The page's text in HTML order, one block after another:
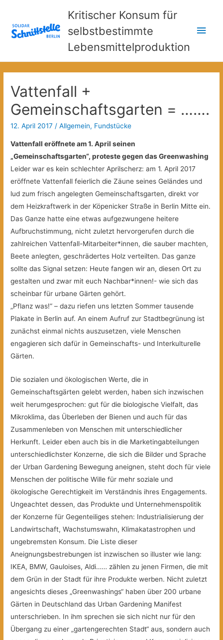
Kritischer Konsum für
selbstbestimmte
Lebensmittelproduktion
Vattenfall +
Gemeinschaftsgarten = …….
12. April 2017 /Allgemein, Fundstücke
Vattenfall eröffnete am 1. April seinen
„Gemeinschaftsgarten“, proteste gegen das Greenwashing
Leider war es kein schlechter Aprilscherz: am 1. April 2017
eröffnete Vattenfall feierlich die Zäune seines Geländes und
lud zum frisch angelegten Gemeinschaftsgarten, direkt vor
dem Heizkraftwerk in der Köpenicker Straße in Berlin Mitte ein.
Das Ganze hatte eine etwas aufgezwungene heitere
Aufbruchstimmung, nicht zuletzt hervorgerufen durch die
zahlreichen Vattenfall-Mitarbeiter*innen, die sauber machten,
Beete anlegten, geschrädertes Holz verteilten. Das ganze
sollte das Signal setzen: Heute fangen wir an, diesen Ort zu
gestalten und zwar mit euch Nachbar*innen!- wie sich das
scheinbar für urbane Gärten gehört.
„Pflanz was!“ – dazu riefen uns letzten Sommer tausende
Plakate in Berlin auf. An einem Aufruf zur Stadtbegrünung ist
zunächst einmal nichts auszusetzen, viele Menschen
engagieren sich dafür in Gemeinschafts- und Interkulturelle
Gärten.
Die sozialen und ökologischen Werte, die in
Gemeinschaftsgärten gelebt werden, haben sich inzwischen
weit herumgesprochen: gut für die biologische Vielfalt, das
Mikroklima, das Überleben der Bienen und auch für das
Zusammenleben von Menschen mit unterschiedlicher
Herkunft. Leider eben auch bis in die Marketingabteilungen
unterschiedlichster Konzerne,die sich die Bilder und Sprache
der Urban Gardening Bewegung aneignen, steht doch für viele
Menschen der politische Wille für mehr soziale und
ökologische Gerechtigkeit im Verständnis ihres Engagements.
Ungeachtet dessen, das Produkte und Unternehmenspolitik
der Konzerne für Gegenteiliges stehen: Industrialisierung der
Landwirtschaft, Wachstumswahn, Klimakatastrophen und
ungebremsten Konsum. Die Liste dieser
Aneignungsbestrebungen ist inzwischen so illuster wie lang:
IKEA, BMW, Gauloises, Aldi…… zählen zu jenen Firmen, die mit
dem Grün in der Stadt für ihre Produkte werben. Nicht zuletzt
angesichts dieses „Greenwashings“ haben über 200 urbane
Gärten in Deutschland das Urban Gardening Manifest
unterschrieben. In ihm sprechen sie sich nicht nur für den
Übergang zu einer „gartengerechten Stadt“ aus, sondern auch